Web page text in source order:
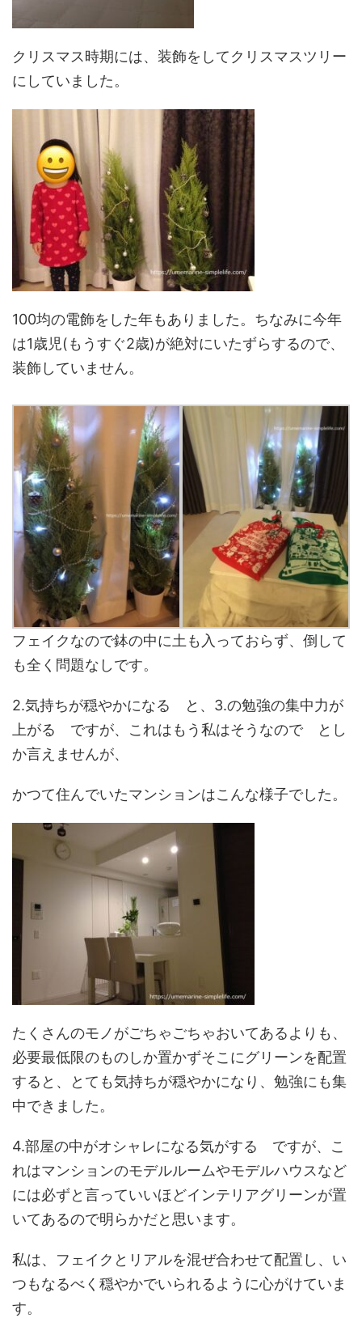
クリスマス時期には、装飾をしてクリスマスツリー
にしていました。
100均の電飾をした年もありました。ちなみに今年
は1歳児(もうすぐ2歳)が絶対にいたずらするので、
装飾していません。
フェイクなので鉢の中に土も入っておらず、倒して
も全く問題なしです。
2.気持ちが穏やかになる と、3.の勉強の集中力が
上がる ですが、これはもう私はそうなので とし
か言えませんが、
かつて住んでいたマンションはこんな様子でした。
たくさんのモノがごちゃごちゃおいてあるよりも、
必要最低限のものしか置かずそこにグリーンを配置
すると、とても気持ちが穏やかになり、勉強にも集
中できました。
4.部屋の中がオシャレになる気がする ですが、こ
れはマンションのモデルルームやモデルハウスなど
には必ずと言っていいほどインテリアグリーンが置
いてあるので明らかだと思います。
私は、フェイクとリアルを混ぜ合わせて配置し、い
つもなるべく穏やかでいられるように心がけていま
す。